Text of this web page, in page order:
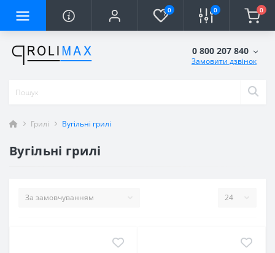
0 0 0
0 800 207 840
Замовити дзвінок
Грилі Вугільні грилі
Вугільні грилі